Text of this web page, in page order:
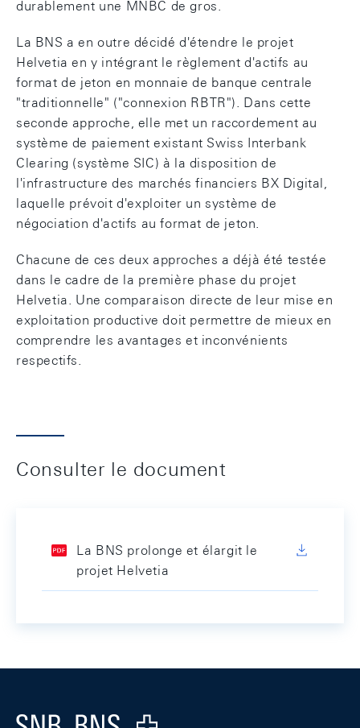
durablement une MNBC de gros.
La BNS a en outre décidé d'étendre le projet
Helvetia en y intégrant le règlement d'actifs au
format de jeton en monnaie de banque centrale
"traditionnelle" ("connexion RBTR"). Dans cette
seconde approche, elle met un raccordement au
système de paiement existant Swiss Interbank
Clearing (système SIC) à la disposition de
l'infrastructure des marchés financiers BX Digital,
laquelle prévoit d'exploiter un système de
négociation d'actifs au format de jeton.
Chacune de ces deux approches a déjà été testée
dans le cadre de la première phase du projet
Helvetia. Une comparaison directe de leur mise en
exploitation productive doit permettre de mieux en
comprendre les avantages et inconvénients
respectifs.
Consulter le document
La BNS prolonge et élargit le
projet Helvetia
Logo